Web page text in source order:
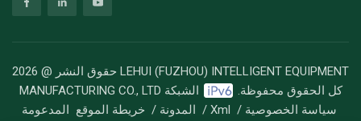
حقوق النشر @ 2026 LEHUI (FUZHOU) INTELLIGENT EQUIPMENT
MANUFACTURING CO., LTD كل الحقوق محفوظة.
الشبكة
خريطة الموقع / المدونة / Xml / سياسة الخصوصية